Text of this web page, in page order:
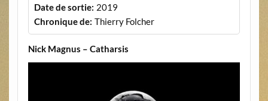
Date de sortie: 2019
Chronique de: Thierry Folcher
Nick Magnus – Catharsis